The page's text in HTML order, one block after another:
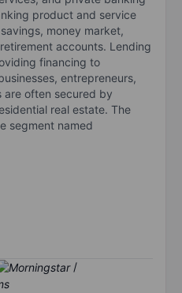
product and service
money market,
accounts. Lending
financing to
entrepreneurs,
are often secured by
real estate. The
segment named
/